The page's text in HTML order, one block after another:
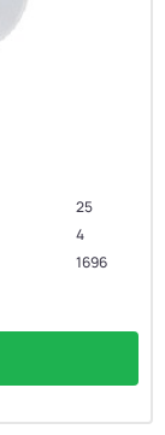
25
4
1696